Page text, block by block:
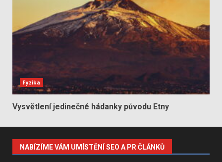
Fyzika
Vysvětlení jedinečné hádanky původu Etny
NABÍZÍME VÁM UMÍSTĚNÍ SEO A PR ČLÁNKŮ